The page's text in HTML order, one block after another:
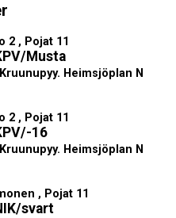
2 , Pojat 11
Musta
Heimsjöplan N
2 , Pojat 11
16
Heimsjöplan N
, Pojat 11
svart